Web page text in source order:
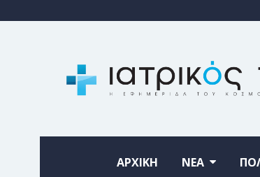
ΑΡΧΙΚΗ ΝΕΑ